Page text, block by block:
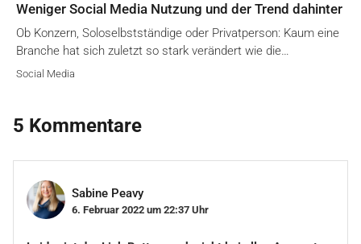
Weniger Social Media Nutzung und der Trend dahinter
Ob Konzern, Soloselbstständige oder Privatperson: Kaum eine
Branche hat sich zuletzt so stark verändert wie die…
Social Media
5 Kommentare
Sabine Peavy
6. Februar 2022 um 22:37 Uhr